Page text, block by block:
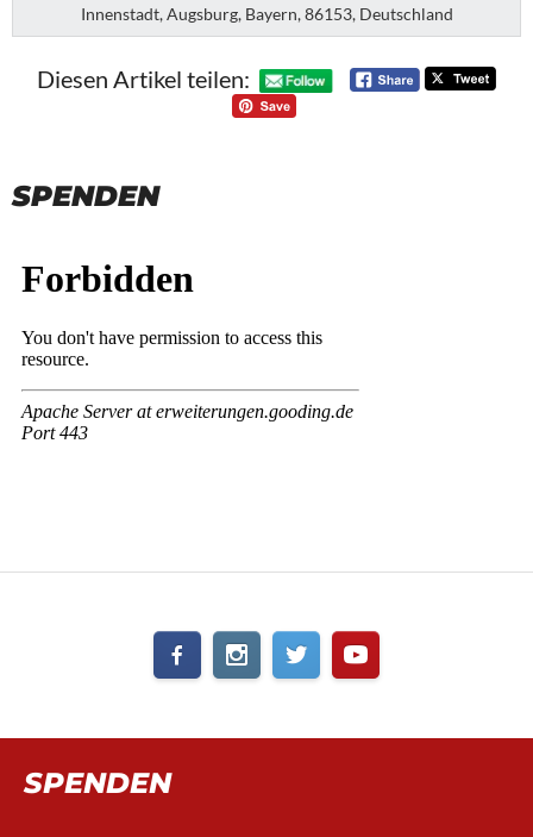
Innenstadt, Augsburg, Bayern, 86153, Deutschland
Diesen Artikel teilen:
SPENDEN
SPENDEN